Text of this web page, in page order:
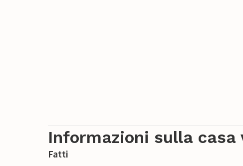
Informazioni sulla casa
Fatti